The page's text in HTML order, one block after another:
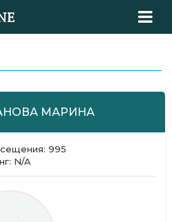
МАРИНА
995
N/A